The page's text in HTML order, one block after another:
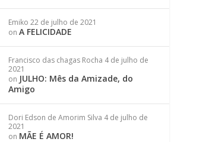
Emiko 22 de julho de 2021
onA FELICIDADE
Francisco das chagas Rocha 4 de julho de
2021
on JULHO: Mês da Amizade, do
Amigo
Dori Edson de Amorim Silva 4 de julho de
2021
on MÃE É AMOR!